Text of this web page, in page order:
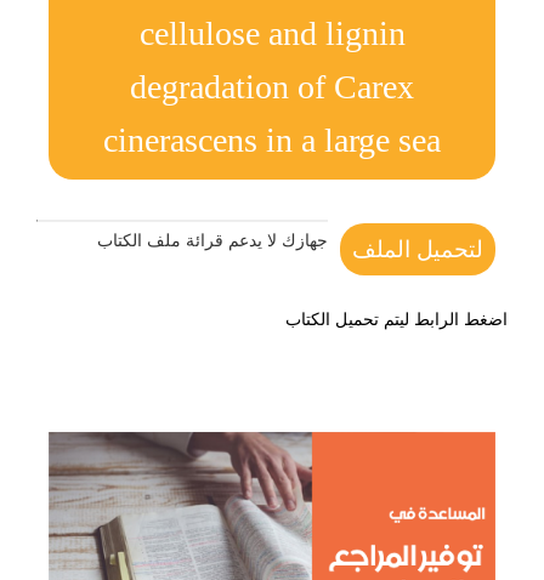
cellulose and lignin
degradation of Carex
cinerascens in a large sea
لتحميل الملف جهازك لا يدعم قرائة ملف الكتاب
اضغط الرابط ليتم تحميل الكتاب